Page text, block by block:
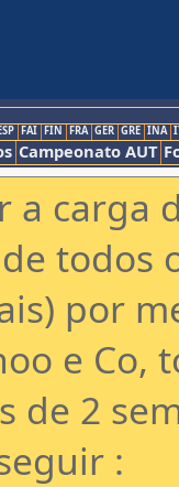
FAI FIN FRA GER GRE INA
Campeonato AUT
a carga
todos
por
e Co,
de 2
: